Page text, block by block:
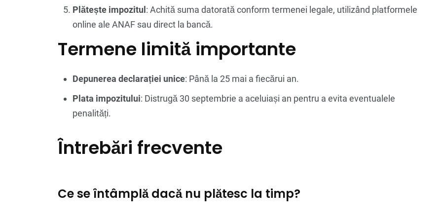
Plătește impozitul : Achită suma datorată conform termenei legale, utilizând platformele
online ale ANAF sau direct la bancă.
Termene limită importante
Depunerea declarației unice: Până la 25 mai a fiecărui an.
Plata impozitului: Distrugă 30 septembrie a aceluiași an pentru a evita eventualele
penalități.
Întrebări frecvente
Ce se întâmplă dacă nu plătesc la timp?